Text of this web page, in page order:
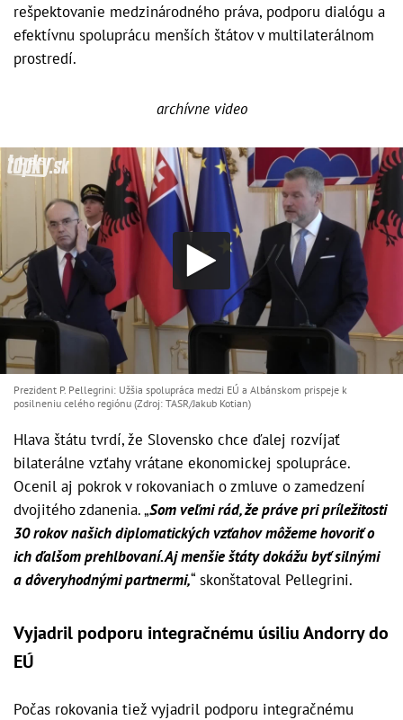
rešpektovanie medzinárodného práva, podporu dialógu a
efektívnu spoluprácu menších štátov v multilaterálnom
prostredí.
archívne video
Prezident P. Pellegrini: Užšia spolupráca medzi EÚ a Albánskom prispeje k
posilneniu celého regiónu (Zdroj: TASR/Jakub Kotian)
Hlava štátu tvrdí, že Slovensko chce ďalej rozvíjať
bilaterálne vzťahy vrátane ekonomickej spolupráce.
Ocenil aj pokrok v rokovaniach o zmluve o zamedzení
dvojitého zdanenia. „Som veľmi rád, že práve pri príležitosti
30 rokov našich diplomatických vzťahov môžeme hovoriť o
ich ďalšom prehlbovaní. Aj menšie štáty dokážu byť silnými
a dôveryhodnými partnermi,“ skonštatoval Pellegrini.
Vyjadril podporu integračnému úsiliu Andorry do
EÚ
Počas rokovania tiež vyjadril podporu integračnému